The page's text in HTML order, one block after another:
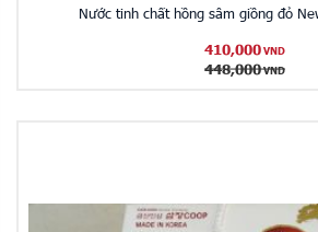
Nước tinh chất hồng sâm giồng đỏ
410,000 VND
448,000 VND